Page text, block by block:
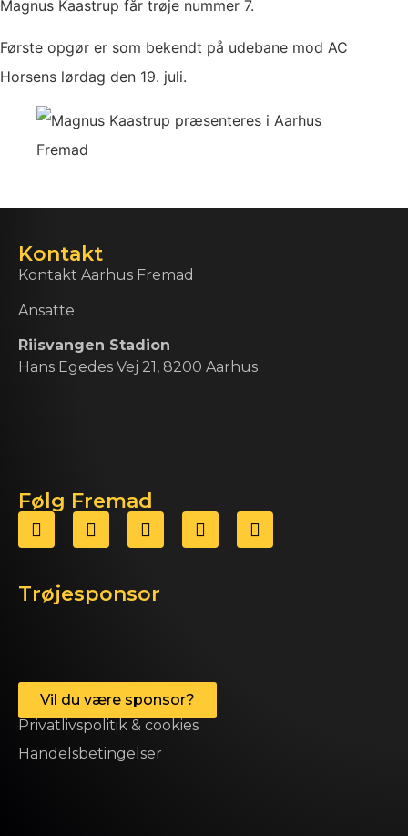
Magnus Kaastrup får trøje nummer 7.
Første opgør er som bekendt på udebane mod AC
Horsens lørdag den 19. juli.
Kontakt
Kontakt Aarhus Fremad
Ansatte
Riisvangen Stadion
Hans Egedes Vej 21, 8200 Aarhus
Følg Fremad
Trøjesponsor
Vil du være sponsor?
Privatlivspolitik & cookies
Handelsbetingelser